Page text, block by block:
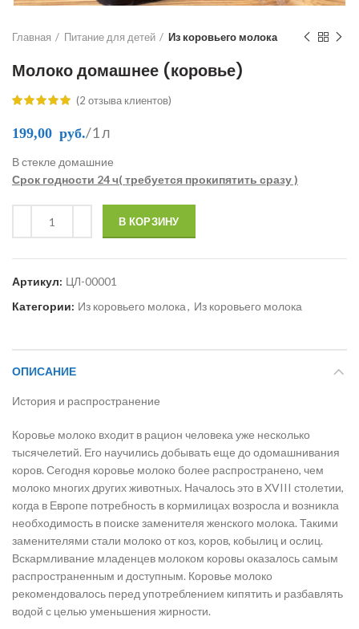
Главная Питание для детей Из коровьего молока
Молоко домашнее (коровье)
(2 отзыва клиентов)
199,00 руб. /1 л
В стекле домашние
Срок годности 24 ч( требуется прокипятить сразу )
В КОРЗИНУ
Артикул: ЦЛ-00001
Категории: Из коровьего молока, Из коровьего молока
ОПИСАНИЕ
История и распространение
Коровье молоко входит в рацион человека уже несколько
тысячелетий. Его научились добывать еще до одомашнивания
коров. Сегодня коровье молоко более распространено, чем
молоко многих других животных. Началось это в XVIII столетии,
когда в Европе потребность в кормилицах возросла и возникла
необходимость в поиске заменителя женского молока. Такими
заменителями стали молоко от коз, коров, кобылиц и ослиц.
Вскармливание младенцев молоком коровы оказалось самым
распространенным и доступным. Коровье молоко
рекомендовалось перед употреблением кипятить и разбавлять
водой с целью уменьшения жирности.